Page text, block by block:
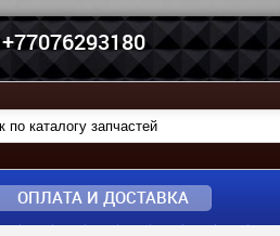
+77076293180
ОПЛАТА И ДОСТАВКА